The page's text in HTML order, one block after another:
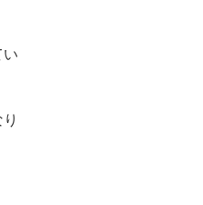
い